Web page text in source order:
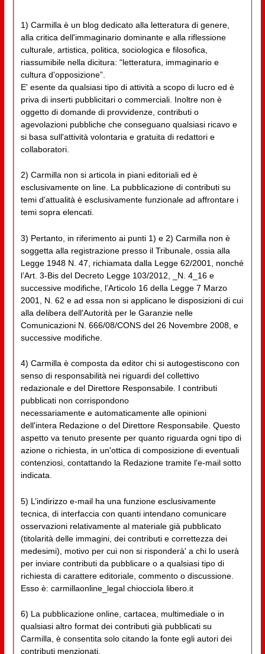
1) Carmilla è un blog dedicato alla letteratura di genere,
alla critica dell'immaginario dominante e alla riflessione
culturale, artistica, politica, sociologica e filosofica,
riassumibile nella dicitura: “letteratura, immaginario e
cultura d'opposizione”.
E' esente da qualsiasi tipo di attività a scopo di lucro ed è
priva di inserti pubblicitari o commerciali. Inoltre non è
oggetto di domande di provvidenze, contributi o
agevolazioni pubbliche che conseguano qualsiasi ricavo e
si basa sull'attività volontaria e gratuita di redattori e
collaboratori.
2) Carmilla non si articola in piani editoriali ed è
esclusivamente on line. La pubblicazione di contributi su
temi d'attualità è esclusivamente funzionale ad affrontare i
temi sopra elencati.
3) Pertanto, in riferimento ai punti 1) e 2) Carmilla non è
soggetta alla registrazione presso il Tribunale, ossia alla
Legge 1948 N. 47, richiamata dalla Legge 62/2001, nonché
l’Art. 3-Bis del Decreto Legge 103/2012, _N. 4_16 e
successive modifiche, l’Articolo 16 della Legge 7 Marzo
2001, N. 62 e ad essa non si applicano le disposizioni di cui
alla delibera dell'Autorità per le Garanzie nelle
Comunicazioni N. 666/08/CONS del 26 Novembre 2008, e
successive modifiche.
4) Carmilla è composta da editor chi si autogestiscono con
senso di responsabilità nei riguardi del collettivo
redazionale e del Direttore Responsabile. I contributi
pubblicati non corrispondono
necessariamente e automaticamente alle opinioni
dell'intera Redazione o del Direttore Responsabile. Questo
aspetto va tenuto presente per quanto riguarda ogni tipo di
azione o richiesta, in un'ottica di composizione di eventuali
contenziosi, contattando la Redazione tramite l'e-mail sotto
indicata.
5) L’indirizzo e-mail ha una funzione esclusivamente
tecnica, di interfaccia con quanti intendano comunicare
osservazioni relativamente al materiale già pubblicato
(titolarità delle immagini, dei contributi e correttezza dei
medesimi), motivo per cui non si risponderà' a chi lo userà
per inviare contributi da pubblicare o a qualsiasi tipo di
richiesta di carattere editoriale, commento o discussione.
Esso è: carmillaonline_legal chiocciola libero.it
6) La pubblicazione online, cartacea, multimediale o in
qualsiasi altro format dei contributi già pubblicati su
Carmilla, è consentita solo citando la fonte egli autori dei
contributi menzionati.